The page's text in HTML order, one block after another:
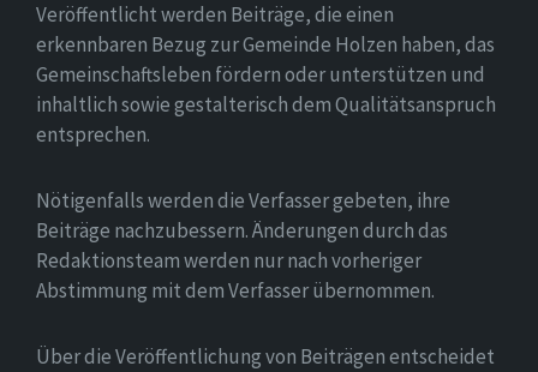
Veröffentlicht werden Beiträge, die einen
erkennbaren Bezug zur Gemeinde Holzen haben, das
Gemeinschaftsleben fördern oder unterstützen und
inhaltlich sowie gestalterisch dem Qualitätsanspruch
entsprechen.
Nötigenfalls werden die Verfasser gebeten, ihre
Beiträge nachzubessern. Änderungen durch das
Redaktionsteam werden nur nach vorheriger
Abstimmung mit dem Verfasser übernommen.
Über die Veröffentlichung von Beiträgen entscheidet